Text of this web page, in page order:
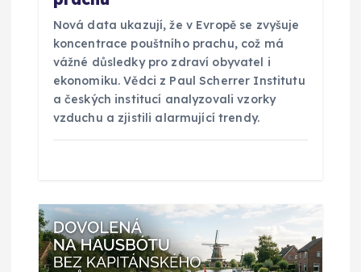
e
k
Nová data ukazují, že v Evropě se zvyšuje
koncentrace pouštního prachu, což má
vážné důsledky pro zdraví obyvatel i
ekonomiku. Vědci z Paul Scherrer Institutu
a českých institucí analyzovali vzorky
vzduchu a zjistili alarmující trendy.